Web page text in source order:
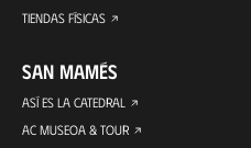
TIENDAS FÍSICAS
SAN MAMÉS
ASÍ ES LA CATEDRAL
AC MUSEOA & TOUR